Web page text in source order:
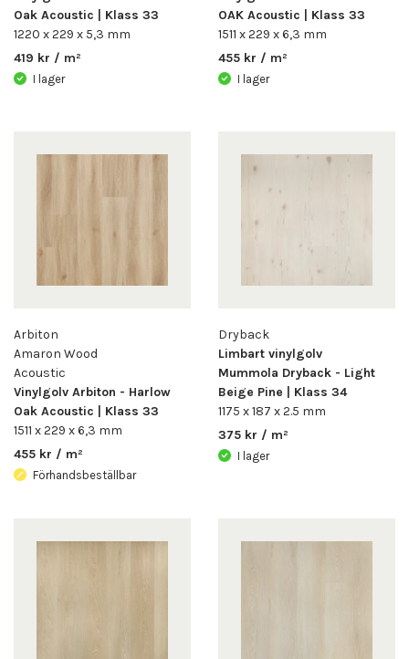
fiskbensdesign. Tack vare sin höga kvalitet är vinylgolvet
utmärkt både för hem och offentliga utrymmen där
Planera ditt nya golv
hem. Du ser direkt vilken nyans och mönstring som passar
bäst till din inredning. Du kan enkelt byta mellan olika
vinylgolv och jämföra alternativ i en verklig miljö.
och upplev vinylgolvets kvalitet
i ditt eget hem. Med provbitarna kan du känna på ytan,
tillsammans designa det perfekta vinylplankgolvet för ditt
hem – börja designa i
rumsplanerareneller
redan idag!
Oak Acoustic | Klass 33
1220 x 229 x 5,3 mm
419 kr / m²
I lager
OAK Acoustic | Klass 33
1511 x 229 x 6,3 mm
455 kr / m²
I lager
Arbiton
Amaron Wood
Acoustic
Vinylgolv Arbiton - Harlow
Oak Acoustic | Klass 33
1511 x 229 x 6,3 mm
455 kr / m²
Förhandsbeställbar
Dryback
Limbart vinylgolv
Mummola Dryback - Light
Beige Pine | Klass 34
1175 x 187 x 2.5 mm
375 kr / m²
I lager